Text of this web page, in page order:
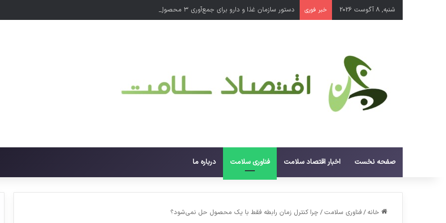
شنبه, 8 آگوست 2026 خبر فوری دستور سازمان غذا و دارو برای جمع‌آوری ۳ محصول سلامت‌محور
صفحه نخست اخبار اقتصاد سلامت فناوری سلامت درباره ما
خانه /فناوری سلامت / چرا کنترل زمان رابطه فقط با یک محصول حل نمی‌شود؟